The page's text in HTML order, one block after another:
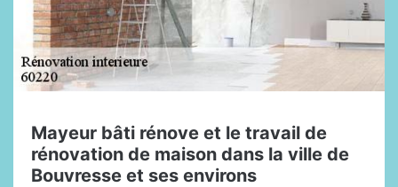
Mayeur bâti rénove et le travail de
rénovation de maison dans la ville de
Bouvresse et ses environs